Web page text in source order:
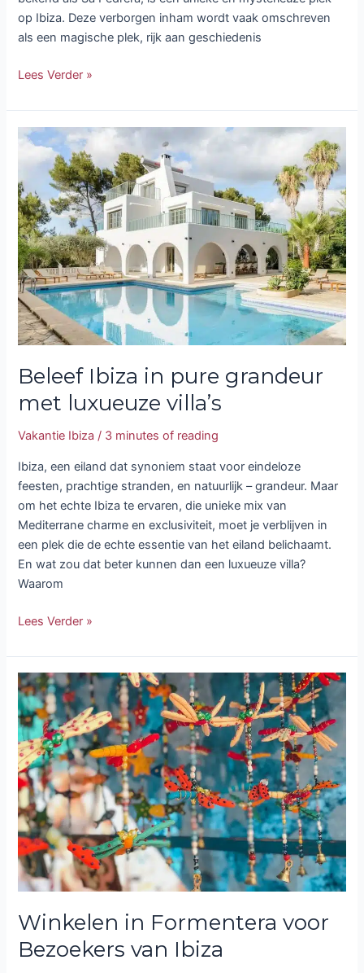
op Ibiza. Deze verborgen inham wordt vaak omschreven
als een magische plek, rijk aan geschiedenis
Lees Verder »
Beleef Ibiza in pure grandeur
met luxueuze villa’s
Vakantie Ibiza / 3 minutes of reading
Ibiza, een eiland dat synoniem staat voor eindeloze
feesten, prachtige stranden, en natuurlijk – grandeur. Maar
om het echte Ibiza te ervaren, die unieke mix van
Mediterrane charme en exclusiviteit, moet je verblijven in
een plek die de echte essentie van het eiland belichaamt.
En wat zou dat beter kunnen dan een luxueuze villa?
Waarom
Beleef
pure
grandeur
met
luxueuze
villa’s
Lees Verder »
Winkelen in Formentera voor
Bezoekers van Ibiza
Winkelen
in
Formentera
voor
Bezoekers
van
Ibiza